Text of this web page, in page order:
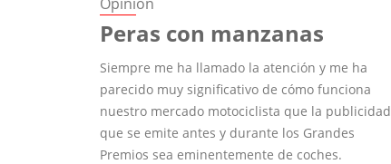
Peras con manzanas
Siempre me ha llamado la atención y me ha
parecido muy significativo de cómo funciona
nuestro mercado motociclista que la publicidad
que se emite antes y durante los Grandes
Premios sea eminentemente de coches.